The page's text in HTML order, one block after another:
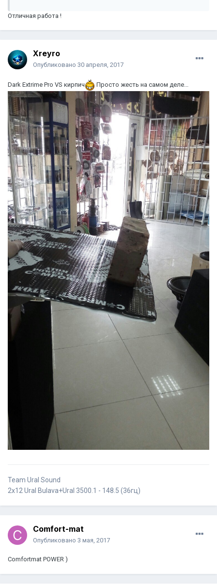
Отличная работа !
Xreyro
Опубликовано 30 апреля, 2017
Dark Extrime Pro VS кирпич Просто жесть на самом деле...
Team Ural Sound
2х12 Ural Bulava+Ural 3500.1 - 148.5 (36гц)
Comfort-mat
Опубликовано 3 мая, 2017
Comfortmat POWER )